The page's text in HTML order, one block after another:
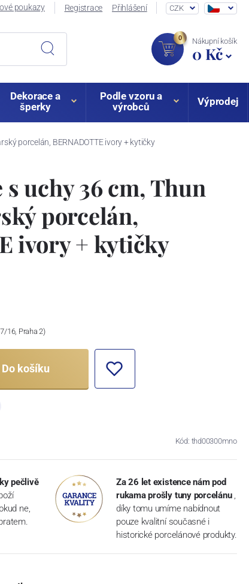
poukazy Registrace Přihlášení CZK
0 Nákupní košík
0 Kč
Dekorace a
šperky
Podle vzoru a
výrobců
Výprodej
porcelán, BERNADOTTE ivory + kytičky
s uchy 36 cm, Thun
porcelán,
ivory + kytičky
16, Praha 2)
Do košíku
Kód: thd00300mno
pečlivě
ne,
Za 26 let existence nám pod
rukama prošly tuny porcelánu ,
díky tomu umíme nabídnout
pouze kvalitní současné i
historické porcelánové produkty.